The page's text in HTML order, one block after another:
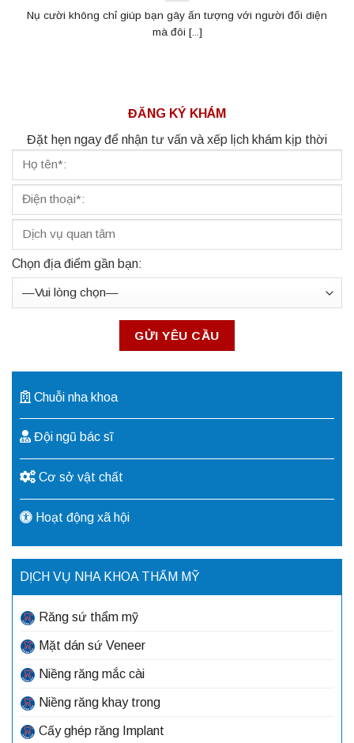
Nụ cười không chỉ giúp bạn gây ấn tượng với người đối diện
mà đôi [...]
ĐĂNG KÝ KHÁM
Đặt hẹn ngay để nhận tư vấn và xếp lịch khám kịp thời
Chọn địa điểm gần bạn:
Chuỗi nha khoa
Đội ngũ bác sĩ
Cơ sở vật chất
Hoạt động xã hội
DỊCH VỤ NHA KHOA THẨM MỸ
Răng sứ thẩm mỹ
Mặt dán sứ Veneer
Niềng răng mắc cài
Niềng răng khay trong
Cấy ghép răng Implant